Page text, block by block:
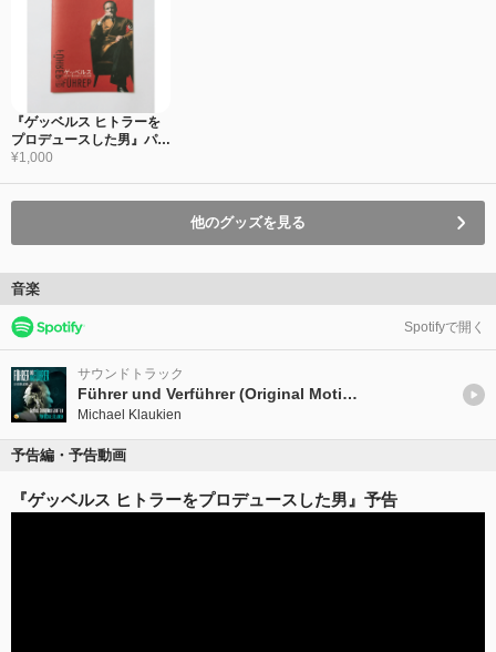
『ゲッベルス ヒトラーを
プロデュースした男』パン
フレット
¥1,000
他のグッズを見る
音楽
Spotifyで開く
サウンドトラック
Führer und Verführer (Original Motion Picture Soundtrack)
Michael Klaukien
予告編・予告動画
『ゲッベルス ヒトラーをプロデュースした男』予告